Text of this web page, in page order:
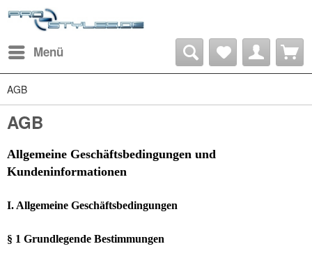
Menü
AGB
AGB
Allgemeine Geschäftsbedingungen und
Kundeninformationen
I. Allgemeine Geschäftsbedingungen
§ 1 Grundlegende Bestimmungen